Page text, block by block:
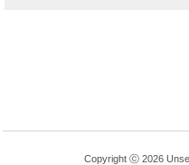
Copyright ⓒ 2026